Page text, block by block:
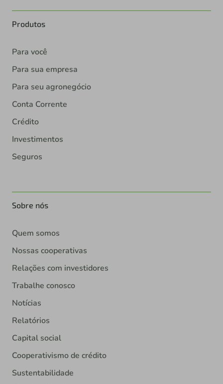
Produtos
Para você
Para sua empresa
Para seu agronegócio
Conta Corrente
Crédito
Investimentos
Seguros
Sobre nós
Quem somos
Nossas cooperativas
Relações com investidores
Trabalhe conosco
Notícias
Relatórios
Capital social
Cooperativismo de crédito
Sustentabilidade